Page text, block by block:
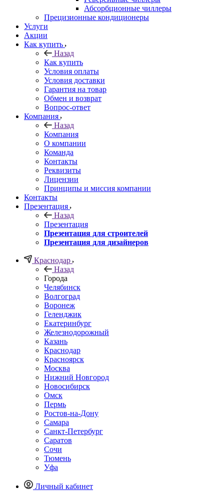
Абсорбционные чиллеры
Прецизионные кондиционеры
Услуги
Акции
Как купить
Назад
Как купить
Условия оплаты
Условия доставки
Гарантия на товар
Обмен и возврат
Вопрос-ответ
Компания
Назад
Компания
О компании
Команда
Контакты
Реквизиты
Лицензии
Принципы и миссия компании
Контакты
Презентация
Назад
Презентация
Презентация для строителей
Презентация для дизайнеров
Краснодар
Назад
Города
Челябинск
Волгоград
Воронеж
Геленджик
Екатеринбург
Железнодорожный
Казань
Краснодар
Красноярск
Москва
Нижний Новгород
Новосибирск
Омск
Пермь
Ростов-на-Дону
Самара
Санкт-Петербург
Саратов
Сочи
Тюмень
Уфа
Личный кабинет